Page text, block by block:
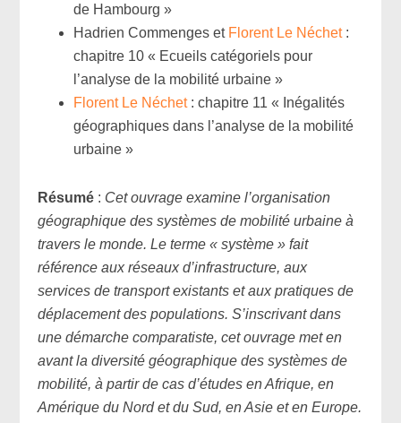
de Hambourg »
Hadrien Commenges et Florent Le Néchet:
chapitre 10 « Ecueils catégoriels pour
l’analyse de la mobilité urbaine »
Florent Le Néchet: chapitre 11 « Inégalités
géographiques dans l’analyse de la mobilité
urbaine »
Résumé : Cet ouvrage examine l’organisation
géographique des systèmes de mobilité urbaine à
travers le monde. Le terme « système » fait
référence aux réseaux d’infrastructure, aux
services de transport existants et aux pratiques de
déplacement des populations. S’inscrivant dans
une démarche comparatiste, cet ouvrage met en
avant la diversité géographique des systèmes de
mobilité, à partir de cas d’études en Afrique, en
Amérique du Nord et du Sud, en Asie et en Europe.